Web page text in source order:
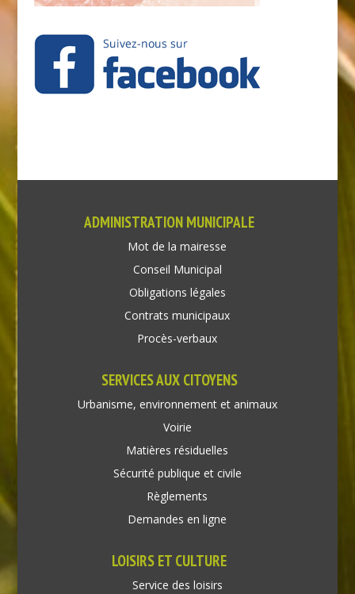
ADMINISTRATION MUNICIPALE
Mot de la mairesse
Conseil Municipal
Obligations légales
Contrats municipaux
Procès-verbaux
SERVICES AUX CITOYENS
Urbanisme, environnement et animaux
Voirie
Matières résiduelles
Sécurité publique et civile
Règlements
Demandes en ligne
LOISIRS ET CULTURE
Service des loisirs